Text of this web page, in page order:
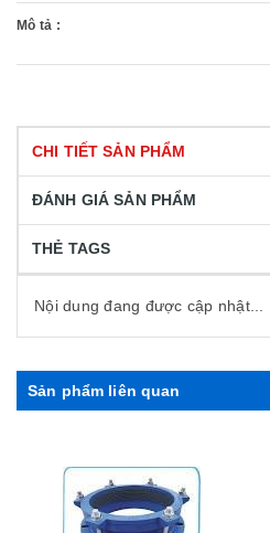
Mô tả :
CHI TIẾT SẢN PHẨM
ĐÁNH GIÁ SẢN PHẨM
THẺ TAGS
Nội dung đang được cập nhật...
Sản phẩm liên quan